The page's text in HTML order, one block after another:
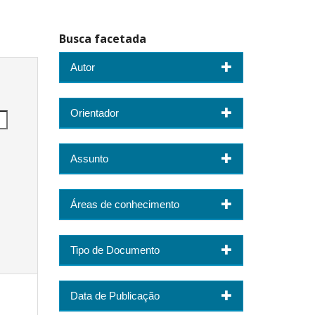
Busca facetada
Autor
Orientador
Assunto
Áreas de conhecimento
Tipo de Documento
Data de Publicação